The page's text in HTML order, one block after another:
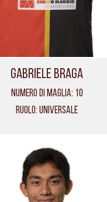
Gabriele Braga
Numero di maglia: 10
Ruolo: Universale